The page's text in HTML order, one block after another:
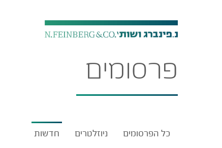
פרסומים
כל הפרסומים ניוזלטרים חדשות